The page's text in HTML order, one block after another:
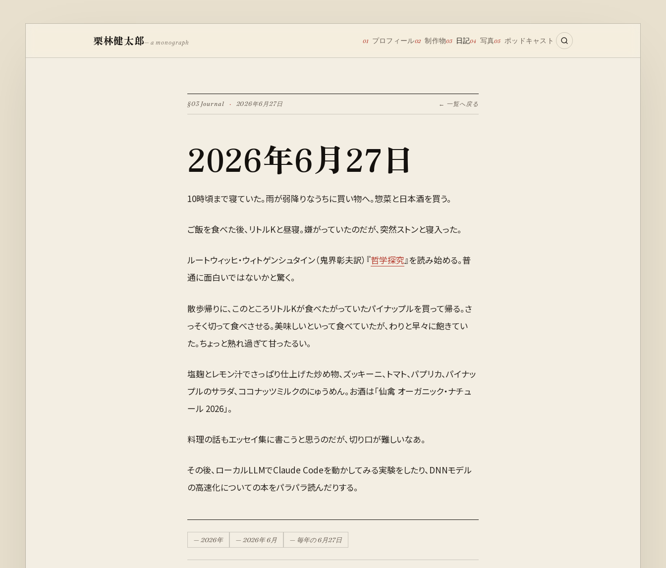
栗林健太郎— a monograph 01 プロフィール02 制作物03 日記04 写真05 ポッドキャスト
§03 Journal · 2026年6月27日 ← 一覧へ戻る
2026年6月27日
10時頃まで寝ていた。雨が弱降りなうちに買い物へ。惣菜と日本酒を買う。
ご飯を食べた後、リトルKと昼寝。嫌がっていたのだが、突然ストンと寝入った。
ルートウィッヒ・ウィトゲンシュタイン（鬼界彰夫訳）『哲学探究』を読み始める。普
通に面白いではないかと驚く。
散歩帰りに、このところリトルKが食べたがっていたパイナップルを買って帰る。さ
っそく切って食べさせる。美味しいといって食べていたが、わりと早々に飽きてい
た。ちょっと熟れ過ぎて甘ったるい。
塩麹とレモン汁でさっぱり仕上げた炒め物、ズッキーニ、トマト、パプリカ、パイナッ
プルのサラダ、ココナッツミルクのにゅうめん。お酒は「仙禽 オーガニック・ナチュ
ール 2026」。
料理の話もエッセイ集に書こうと思うのだが、切り口が難しいなあ。
その後、ローカルLLMでClaude Codeを動かしてみる実験をしたり、DNNモデル
の高速化についての本をパラパラ読んだりする。
— 2026年 — 2026年6月 — 毎年の6月27日